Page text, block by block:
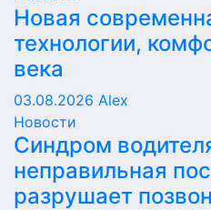
Новая
технологии,
века
03.08.2026 Alex
Новости
Синдром
неправильная
разрушает